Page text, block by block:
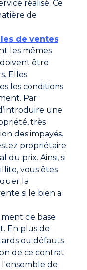
réalisé. Ce
de
de ventes
les mêmes
être
Elles
les conditions
Par
une
très
des impayés.
propriétaire
du prix. Ainsi, si
vous êtes
la
si le bien a
de base
En plus de
ou défauts
de ce contrat
de